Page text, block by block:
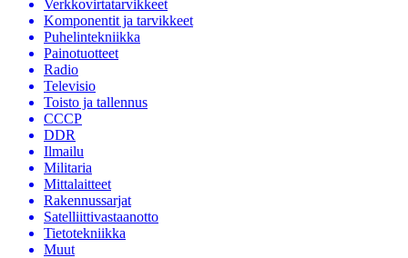
Verkkovirtatarvikkeet
Komponentit ja tarvikkeet
Puhelintekniikka
Painotuotteet
Radio
Televisio
Toisto ja tallennus
CCCP
DDR
Ilmailu
Militaria
Mittalaitteet
Rakennussarjat
Satelliittivastaanotto
Tietotekniikka
Muut